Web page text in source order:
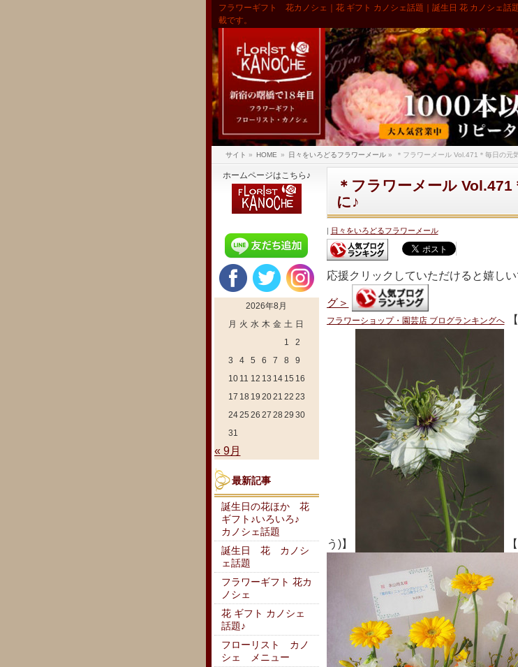
フラワーギフト 花カノシェ｜花 ギフト カノシェ話題｜誕生日 花 カノシェ話
載です。
サイト » HOME » 日々をいろどるフラワーメール» ＊フラワーメール Vol.471＊毎日の元
＊フラワーメール
に♪
日々をいろどるフラワーメール
応援クリックしていただけると嬉しい
グ＞
フラワーショップ・園芸店 ブログランキングへ【
う)】
ホームページはこちら♪
2026年8月
月 火 水 木 金 土 日
1
2
3
4 5 6 7 8
9
10 11 12 13 14 15 16
17 18 19 2021 22 23
2425 26 27 28 29 30
31
« 9月
最新記事
誕生日の花ほか 花
ギフト♪いろいろ♪
カノシェ話題
誕生日 花 カノシ
ェ話題
フラワーギフト 花カ
ノシェ
花 ギフト カノシェ
話題♪
フローリスト カノ
シェ メニュー